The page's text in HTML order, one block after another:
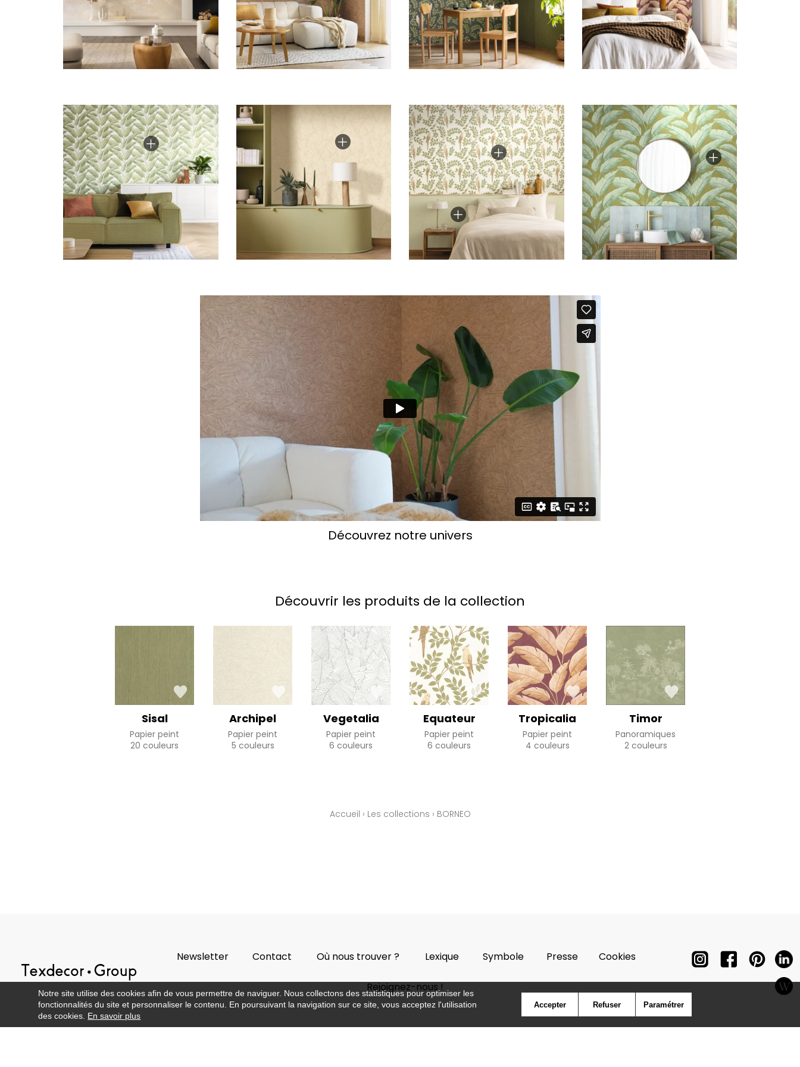
Découvrez notre univers
Découvrir les produits de la collection
Sisal
Papier peint
20 couleurs
Archipel
Papier peint
5 couleurs
Vegetalia
Papier peint
6 couleurs
Equateur
Papier peint
6 couleurs
Tropicalia
Papier peint
4 couleurs
Timor
Panoramiques
2 couleurs
Accueil › Les collections › BORNEO
Newsletter Contact Où nous trouver ? Lexique Symbole Presse Cookies
Rejoignez-nous !
Notre site utilise des cookies afin de vous permettre de naviguer. Nous collectons des statistiques pour optimiser les
fonctionnalités du site et personnaliser le contenu. En poursuivant la navigation sur ce site, vous acceptez l'utilisation
des cookies. En savoir plus
Accepter Refuser Paramétrer